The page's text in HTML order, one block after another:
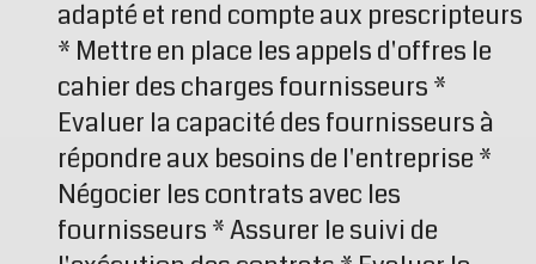
adapté et rend compte aux prescripteurs
* Mettre en place les appels d'offres le
cahier des charges fournisseurs *
Evaluer la capacité des fournisseurs à
répondre aux besoins de l'entreprise *
Négocier les contrats avec les
fournisseurs * Assurer le suivi de